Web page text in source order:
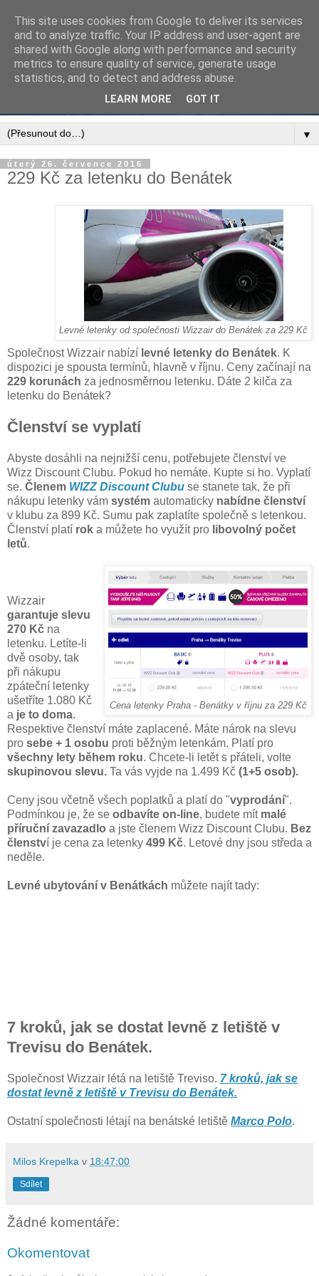
▼
úterý 26. července 2016
229 Kč za letenku do Benátek
Levné letenky od společnosti Wizzair do Benátek za 229 Kč
Společnost Wizzair nabízí levné letenky do Benátek. K
dispozici je spousta termínů, hlavně v říjnu. Ceny začínají na
229 korunách za jednosměrnou letenku. Dáte 2 kilča za
letenku do Benátek?
Členství se vyplatí
Abyste dosáhli na nejnižší cenu, potřebujete členství ve
Wizz Discount Clubu. Pokud ho nemáte. Kupte si ho. Vyplatí
se. Členem WIZZ Discount Clubu se stanete tak, že při
nákupu letenky vám systém automaticky nabídne členství
v klubu za 899 Kč. Sumu pak zaplatíte společně s letenkou.
Členství platí rok a můžete ho využít pro libovolný počet
letů.
Cena letenky Praha - Benátky v říjnu za 229 Kč
Wizzair
garantuje slevu
270 Kč na
letenku. Letíte-li
dvě osoby, tak
při nákupu
zpáteční letenky
ušetříte 1.080 Kč
a je to doma.
Respektive členství máte zaplacené. Máte nárok na slevu
pro sebe + 1 osobu proti běžným letenkám. Platí pro
všechny lety během roku. Chcete-li letět s přáteli, volte
skupinovou slevu. Ta vás vyjde na 1.499 Kč (1+5 osob).
Ceny jsou včetně všech poplatků a platí do "vyprodání".
Podmínkou je, že se odbavíte on-line, budete mít malé
příruční zavazadlo a jste členem Wizz Discount Clubu. Bez
členství je cena za letenky 499 Kč. Letové dny jsou středa a
neděle.
Levné ubytování v Benátkách můžete najít tady:
7 kroků, jak se dostat levně z letiště v
Trevisu do Benátek.
Společnost Wizzair létá na letiště Treviso. 7 kroků, jak se
dostat levně z letiště v Trevisu do Benátek.
Ostatní společnosti létají na benátské letiště Marco Polo.
Milos Krepelka v 18:47:00
Sdílet
Žádné komentáře:
Okomentovat
This site uses cookies from Google to deliver its services
and to analyze traffic. Your IP address and user-agent are
shared with Google along with performance and security
metrics to ensure quality of service, generate usage
statistics, and to detect and address abuse.
LEARN MORE GOT IT